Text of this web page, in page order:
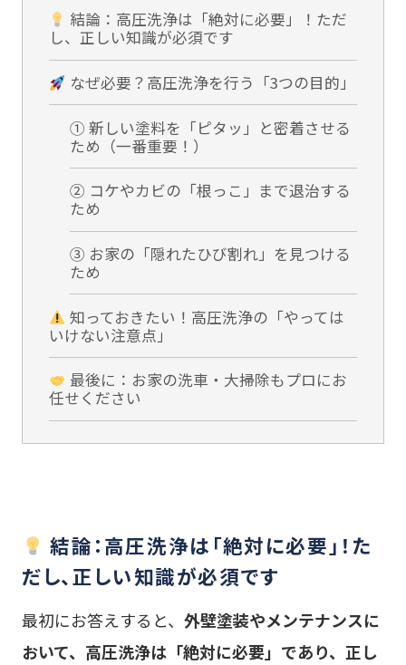
結論：高圧洗浄は「絶対に必要」！ただ
し、正しい知識が必須です
なぜ必要？高圧洗浄を行う「3つの目的」
① 新しい塗料を「ピタッ」と密着させる
ため（一番重要！）
② コケやカビの「根っこ」まで退治する
ため
③ お家の「隠れたひび割れ」を見つける
ため
知っておきたい！高圧洗浄の「やっては
いけない注意点」
最後に：お家の洗車・大掃除もプロにお
任せください
結論：高圧洗浄は「絶対に必要」！た
だし、正しい知識が必須です
最初にお答えすると、 外壁塗装やメンテナンスに
おいて、高圧洗浄は「絶対に必要」であり、正し